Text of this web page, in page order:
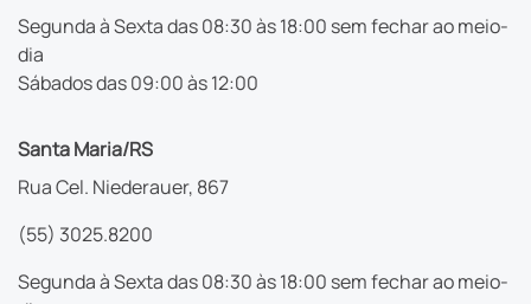
Segunda à Sexta das 08:30 às 18:00 sem fechar ao meio-
dia
Sábados das 09:00 às 12:00
Santa Maria/RS
Rua Cel. Niederauer, 867
(55) 3025.8200
Segunda à Sexta das 08:30 às 18:00 sem fechar ao meio-